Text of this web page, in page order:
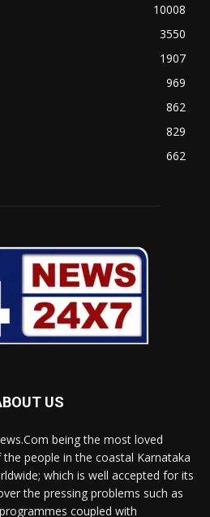
10008
3550
1907
969
862
829
662
US
being the most loved
people in the coastal Karnataka
which is well accepted for its
the pressing problems such as
coupled with